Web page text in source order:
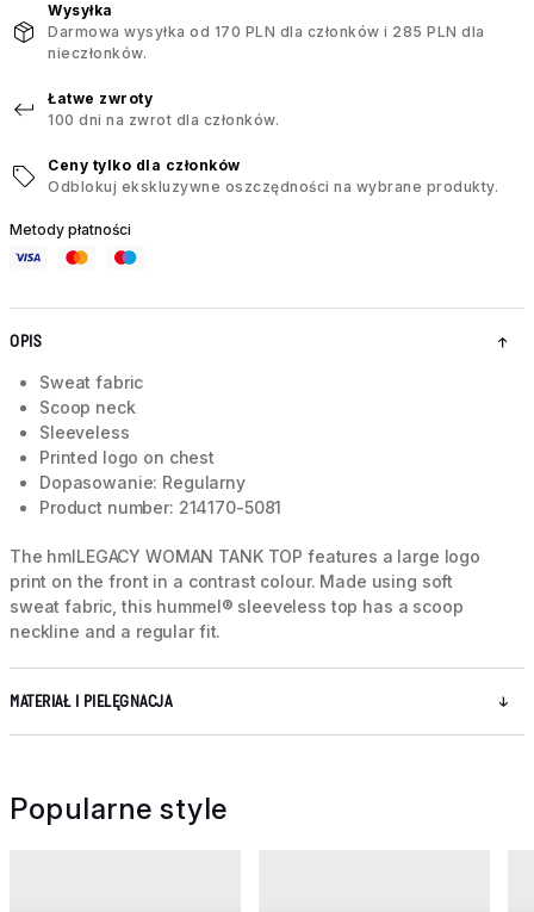
Wysyłka
Darmowa wysyłka od 170 PLN dla członków i 285 PLN dla
nieczłonków.
Łatwe zwroty
100 dni na zwrot dla członków.
Ceny tylko dla członków
Odblokuj ekskluzywne oszczędności na wybrane produkty.
Metody płatności
OPIS
Sweat fabric
Scoop neck
Sleeveless
Printed logo on chest
Dopasowanie: Regularny
Product number: 214170-5081
The hmlLEGACY WOMAN TANK TOP features a large logo
print on the front in a contrast colour. Made using soft
sweat fabric, this hummel® sleeveless top has a scoop
neckline and a regular fit.
MATERIAŁ I PIELĘGNACJA
Popularne style